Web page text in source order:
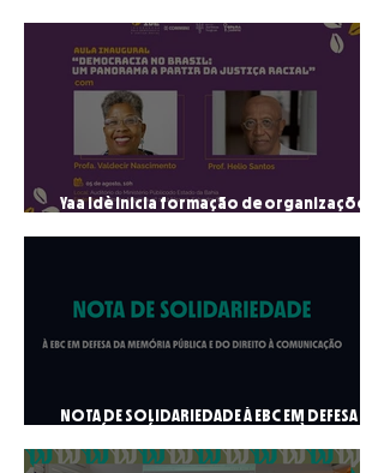
negra e escrita autoral
Yaa Idè inicia formação de organizações
democracia e justiça racial
NOTA DE SOLIDARIEDADE À EBC EM DEFESA DA
COMUNICAÇÃO